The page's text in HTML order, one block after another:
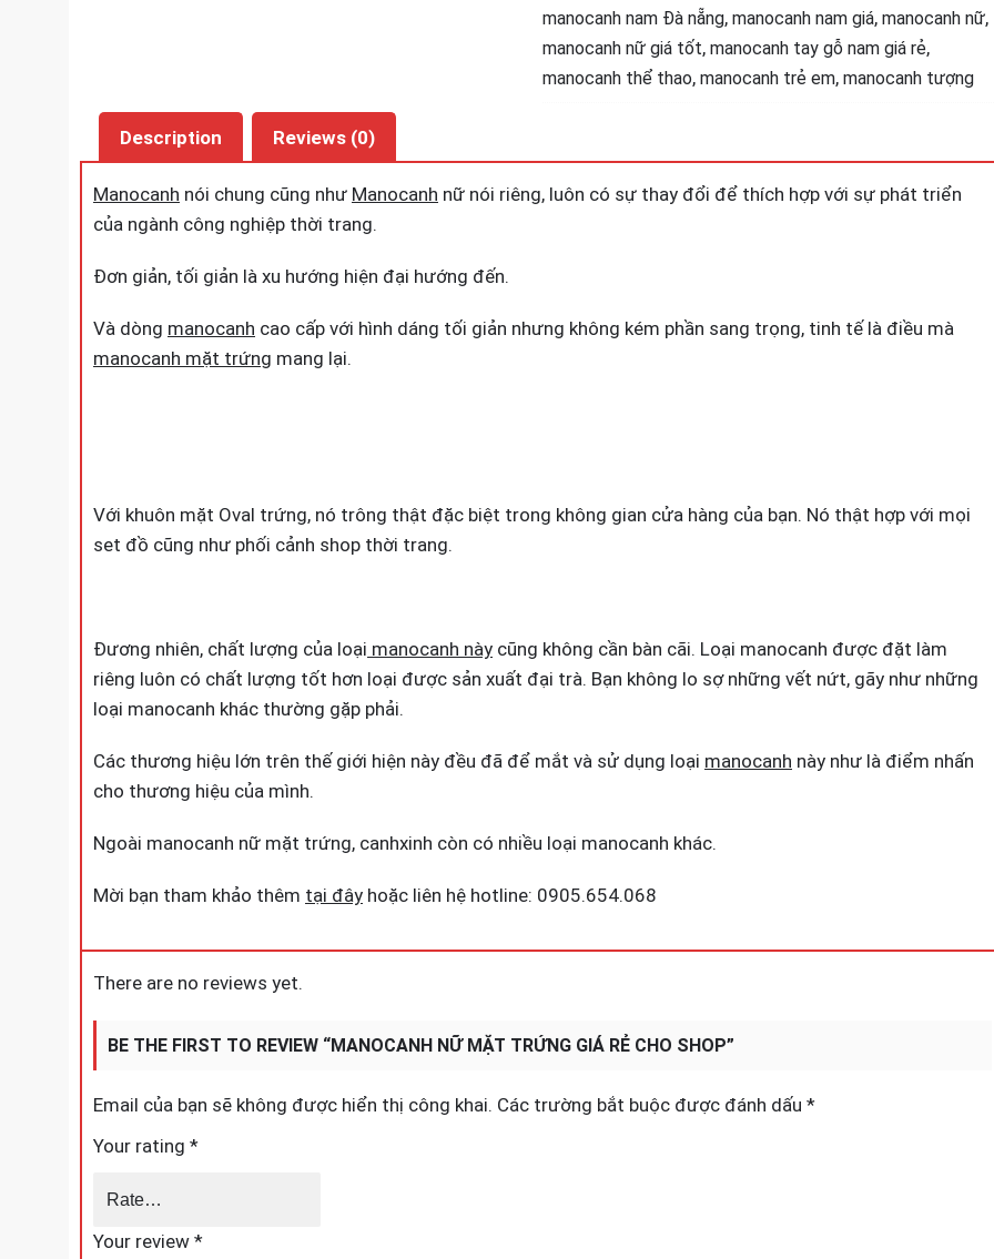
manocanh nam Đà nẵng, manocanh nam giá, manocanh nữ,
manocanh nữ giá tốt, manocanh tay gỗ nam giá rẻ,
manocanh thể thao, manocanh trẻ em, manocanh tượng
Description Reviews (0)
Manocanh nói chung cũng như Manocanh nữ nói riêng, luôn có sự thay đổi để thích hợp với sự phát triển
của ngành công nghiệp thời trang.
Đơn giản, tối giản là xu hướng hiện đại hướng đến.
Và dòng manocanh cao cấp với hình dáng tối giản nhưng không kém phần sang trọng, tinh tế là điều mà
manocanh mặt trứng mang lại.
Với khuôn mặt Oval trứng, nó trông thật đặc biệt trong không gian cửa hàng của bạn. Nó thật hợp với mọi
set đồ cũng như phối cảnh shop thời trang.
Đương nhiên, chất lượng của loại manocanh này cũng không cần bàn cãi. Loại manocanh được đặt làm
riêng luôn có chất lượng tốt hơn loại được sản xuất đại trà. Bạn không lo sợ những vết nứt, gãy như những
loại manocanh khác thường gặp phải.
Các thương hiệu lớn trên thế giới hiện này đều đã để mắt và sử dụng loại manocanh này như là điểm nhấn
cho thương hiệu của mình.
Ngoài manocanh nữ mặt trứng, canhxinh còn có nhiều loại manocanh khác.
Mời bạn tham khảo thêm tại đây hoặc liên hệ hotline: 0905.654.068
There are no reviews yet.
BE THE FIRST TO REVIEW “MANOCANH NỮ MẶT TRỨNG GIÁ RẺ CHO SHOP”
Email của bạn sẽ không được hiển thị công khai. Các trường bắt buộc được đánh dấu *
Your rating *
Your review *